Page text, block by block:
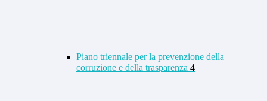
Piano triennale per la prevenzione della
corruzione e della trasparenza 4